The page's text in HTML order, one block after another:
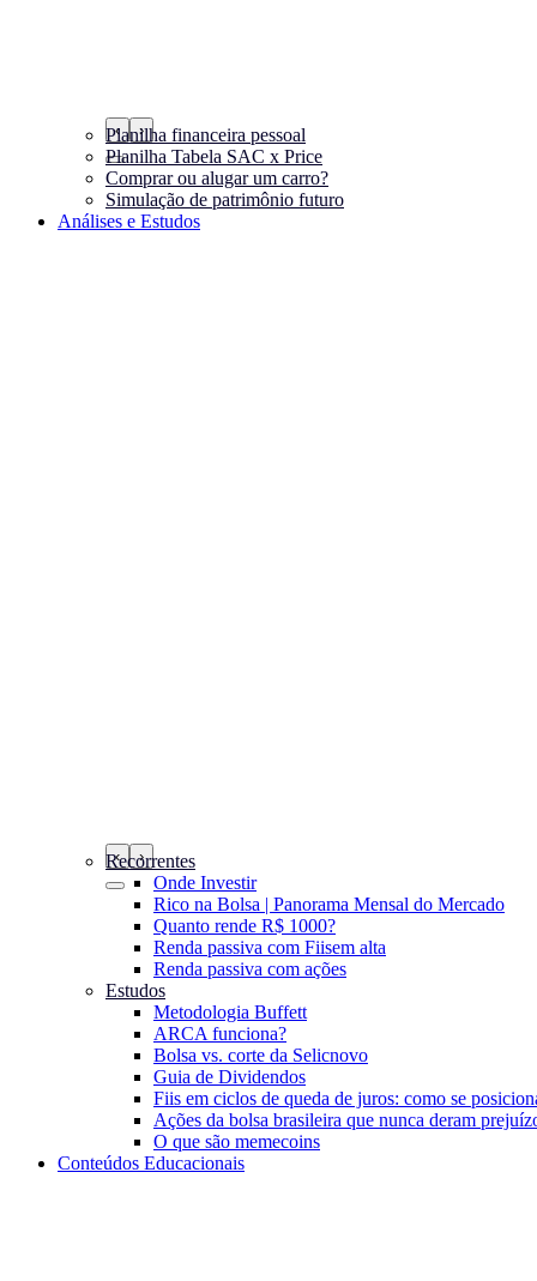
‹ ›
Planilha financeira pessoal
Planilha Tabela SAC x Price
Comprar ou alugar um carro?
Simulação de patrimônio futuro
Análises e Estudos
‹ ›
Recorrentes
Onde Investir
Rico na Bolsa | Panorama Mensal do Mercado
Quanto rende R$ 1000?
Renda passiva com Fiisem alta
Renda passiva com ações
Estudos
Metodologia Buffett
ARCA funciona?
Bolsa vs. corte da Selicnovo
Guia de Dividendos
Fiis em ciclos de queda de juros: como se
Ações da bolsa brasileira que nunca deram
O que são memecoins
Conteúdos Educacionais